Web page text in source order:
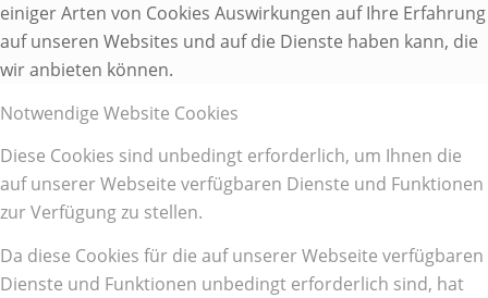
einiger Arten von Cookies Auswirkungen auf Ihre Erfahrung
auf unseren Websites und auf die Dienste haben kann, die
wir anbieten können.
Notwendige Website Cookies
Diese Cookies sind unbedingt erforderlich, um Ihnen die
auf unserer Webseite verfügbaren Dienste und Funktionen
zur Verfügung zu stellen.
Da diese Cookies für die auf unserer Webseite verfügbaren
Dienste und Funktionen unbedingt erforderlich sind, hat